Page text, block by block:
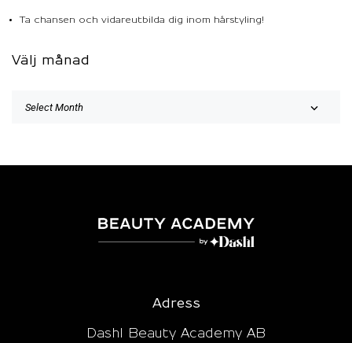
Ta chansen och vidareutbilda dig inom hårstyling!
Välj månad
Adress
Dashl Beauty Academy AB